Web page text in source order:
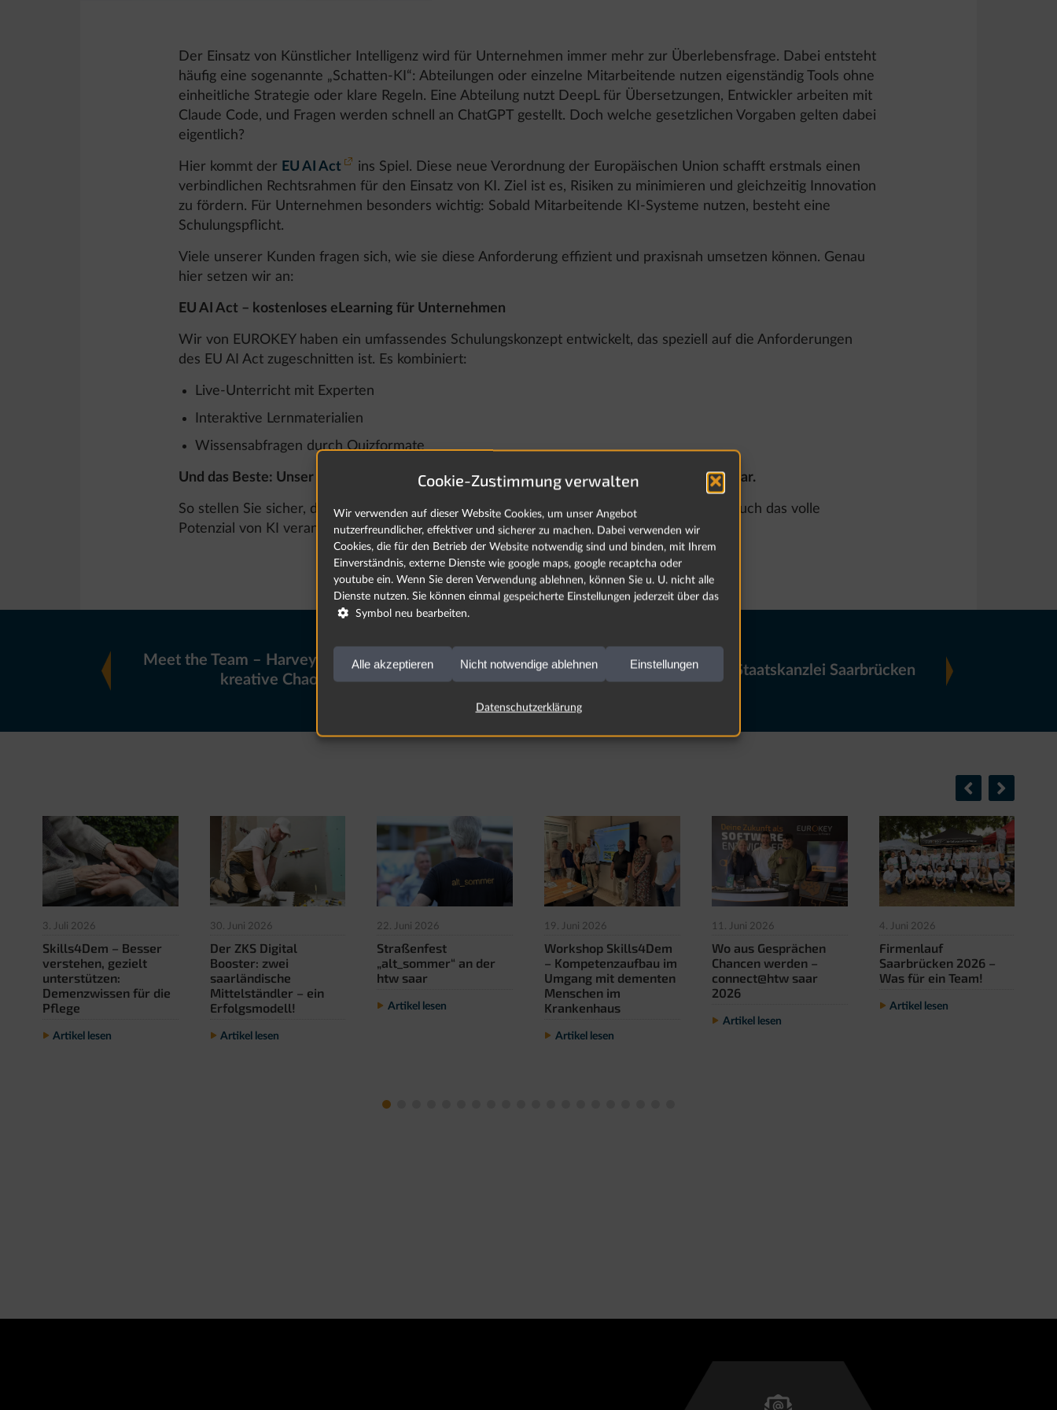
Cookie-Zustimmung verwalten
Wir verwenden auf dieser Website Cookies, um unser Angebot
nutzerfreundlicher, effektiver und sicherer zu machen. Dabei verwenden wir
Cookies, die für den Betrieb der Website notwendig sind und binden, mit Ihrem
Einverständnis, externe Dienste wie google maps, google recaptcha oder
youtube ein. Wenn Sie deren Verwendung ablehnen, können Sie u. U. nicht alle
Dienste nutzen. Sie können einmal gespeicherte Einstellungen jederzeit über das

Symbol neu bearbeiten.
Alle akzeptieren Nicht notwendige ablehnen Einstellungen
Datenschutzerklärung
Der Einsatz von Künstlicher Intelligenz wird für Unternehmen immer mehr zur Überlebensfrage. Dabei entsteht
häufig eine sogenannte „Schatten-KI“: Abteilungen oder einzelne Mitarbeitende nutzen eigenständig Tools ohne
einheitliche Strategie oder klare Regeln. Eine Abteilung nutzt DeepL für Übersetzungen, Entwickler arbeiten mit
Claude Code, und Fragen werden schnell an ChatGPT gestellt. Doch welche gesetzlichen Vorgaben gelten dabei
eigentlich?
Hier kommt der EU AI Act
ins Spiel. Diese neue Verordnung der Europäischen Union schafft erstmals einen
verbindlichen Rechtsrahmen für den Einsatz von KI. Ziel ist es, Risiken zu minimieren und gleichzeitig Innovation
zu fördern. Für Unternehmen besonders wichtig: Sobald Mitarbeitende KI-Systeme nutzen, besteht eine
Schulungspflicht.
Viele unserer Kunden fragen sich, wie sie diese Anforderung effizient und praxisnah umsetzen können. Genau
hier setzen wir an:
EU AI Act – kostenloses eLearning für Unternehmen
Wir von EUROKEY haben ein umfassendes Schulungskonzept entwickelt, das speziell auf die Anforderungen
des EU AI Act zugeschnitten ist. Es kombiniert:
Live-Unterricht mit Experten
Interaktive Lernmaterialien
Wissensabfragen durch Quizformate
Und das Beste: Unser eLearning-Kurs ist für unsere Kunden vollständig kostenlos verfügbar.
So stellen Sie sicher, dass Ihr Unternehmen nicht nur gesetzeskonform handelt, sondern auch das volle
Potenzial von KI verantwortungsvoll nutzen kann.
Meet the Team – Harvey über Curry, Code und
kreative Chaosmomente
Finanzseminar in der Staatskanzlei Saarbrücken
3. Juli 2026
Skills4Dem – Besser
verstehen, gezielt
unterstützen:
Demenzwissen für die
Pflege
Artikel lesen
30. Juni 2026
Der ZKS Digital
Booster: zwei
saarländische
Mittelständler – ein
Erfolgsmodell!
Artikel lesen
22. Juni 2026
Straßenfest
„alt_sommer“ an der
htw saar
Artikel lesen
19. Juni 2026
Workshop Skills4Dem
– Kompetenzaufbau im
Umgang mit dementen
Menschen im
Krankenhaus
Artikel lesen
11. Juni 2026
Wo aus Gesprächen
Chancen werden –
connect@htw saar
2026
Artikel lesen
4. Juni 2026
Firmenlauf
Saarbrücken 2026 –
Was für ein Team!
Artikel lesen